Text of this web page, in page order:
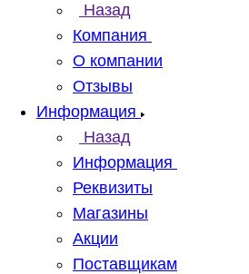
Назад
Компания
О компании
Отзывы
Информация
Назад
Информация
Реквизиты
Магазины
Акции
Поставщикам